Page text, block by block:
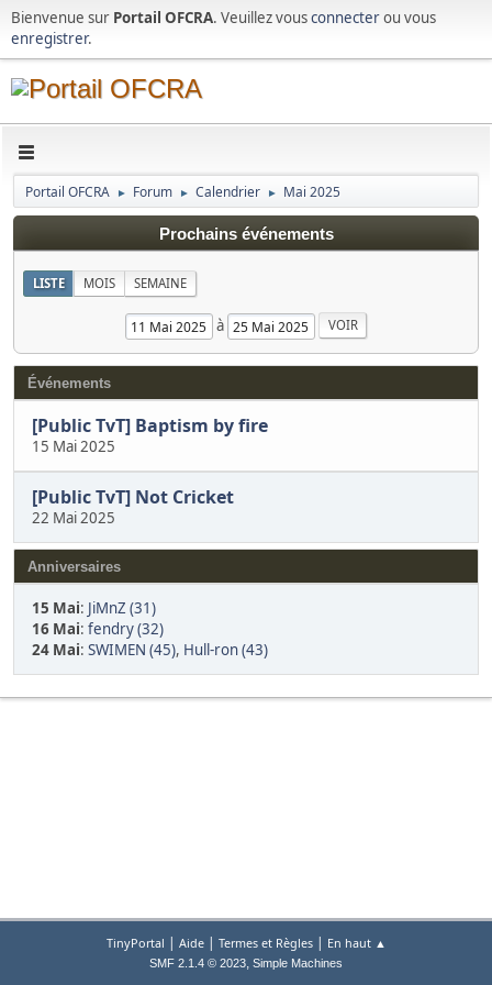
Bienvenue sur Portail OFCRA. Veuillez vousconnecterou vous
enregistrer.
Portail OFCRA ► Forum ► Calendrier ► Mai 2025
Prochains événements
LISTE MOIS SEMAINE
à
Événements
[Public TvT] Baptism by fire
15 Mai 2025
[Public TvT] Not Cricket
22 Mai 2025
Anniversaires
15 Mai: JiMnZ (31)
16 Mai: fendry (32)
24 Mai: SWIMEN (45), Hull-ron (43)
TinyPortal | Aide| Termes et Règles| En haut ▲
SMF 2.1.4 © 2023, Simple Machines